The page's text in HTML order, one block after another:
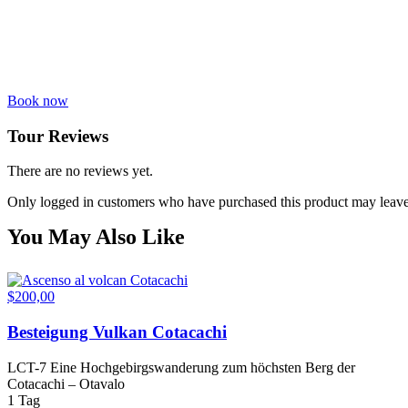
Book now
Tour Reviews
There are no reviews yet.
Only logged in customers who have purchased this product may
You May Also Like
$200,00
Besteigung Vulkan Cotacachi
LCT-7 Eine Hochgebirgswanderung zum höchsten Berg der
Cotacachi – Otavalo
1 Tag